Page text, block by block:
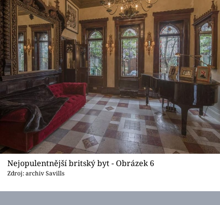
Nejopulentnější britský byt - Obrázek 6
Zdroj: archiv Savills